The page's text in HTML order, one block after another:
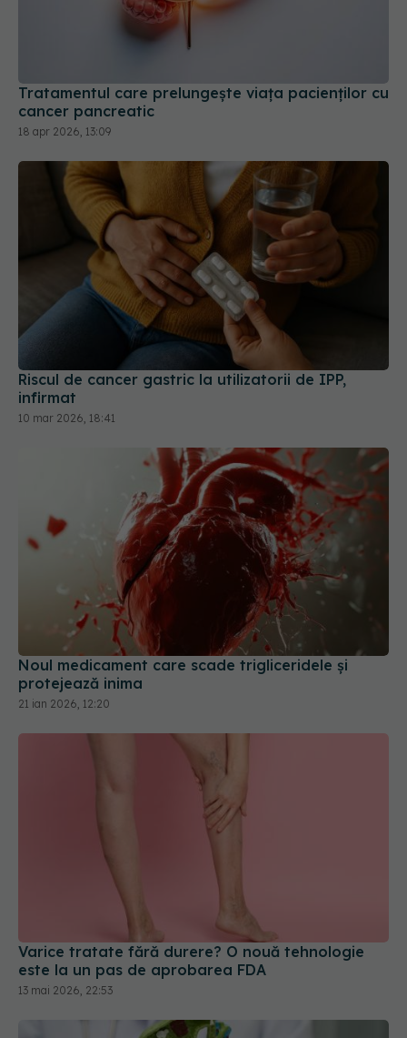
Tratamentul care prelungește viața pacienților cu
cancer pancreatic
18 apr 2026, 13:09
Riscul de cancer gastric la utilizatorii de IPP,
infirmat
10 mar 2026, 18:41
Noul medicament care scade trigliceridele și
protejează inima
21 ian 2026, 12:20
Varice tratate fără durere? O nouă tehnologie
este la un pas de aprobarea FDA
13 mai 2026, 22:53